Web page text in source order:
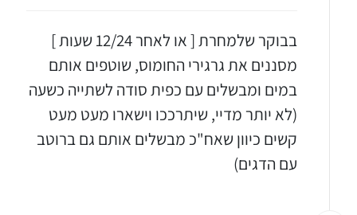
בבוקר שלמחרת [ או לאחר 12/24 שעות ]
מסננים את גרגירי החומוס, שוטפים אותם
במים ומבשלים עם כפית סודה לשתייה כשעה
(לא יותר מדיי, שיתרככו וישארו מעט מעט
קשים כיוון שאח"כ מבשלים אותם גם ברוטב
עם הדגים)